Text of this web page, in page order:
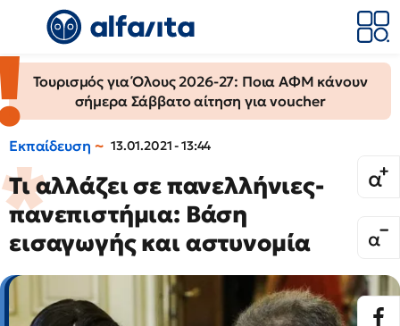
Τουρισμός για Όλους 2026-27: Ποια ΑΦΜ κάνουν
σήμερα Σάββατο αίτηση για voucher
Εκπαίδευση 13.01.2021 - 13:44
Τι αλλάζει σε πανελλήνιες-
πανεπιστήμια: Βάση
εισαγωγής και αστυνομία